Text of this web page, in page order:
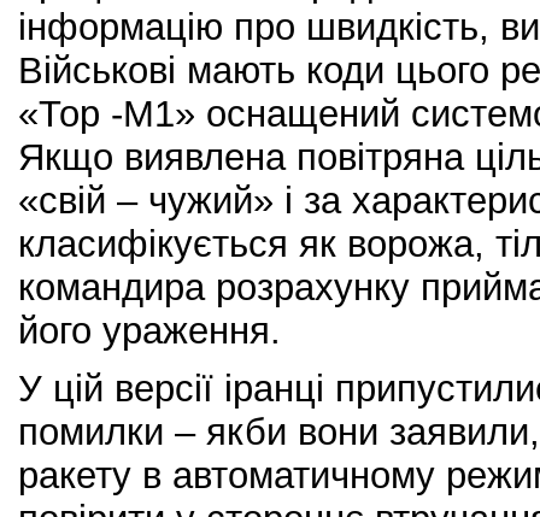
інформацію про швидкість,
Військові мають коди цього
«Тор -М1» оснащений
Якщо виявлена повітряна
«свій – чужий» і за
класифікується як ворожа,
командира розрахунку
його ураження.
У цій версії іранці
помилки – якби вони
ракету в автоматичному